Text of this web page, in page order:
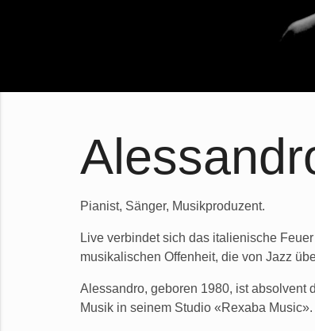
Pianist, Sänger, Musikproduzent.
Live verbindet sich das italienische
musikalischen Offenheit, die von Jazz
Alessandro, geboren 1980, ist absolvent
Musik in seinem Studio «Rexaba